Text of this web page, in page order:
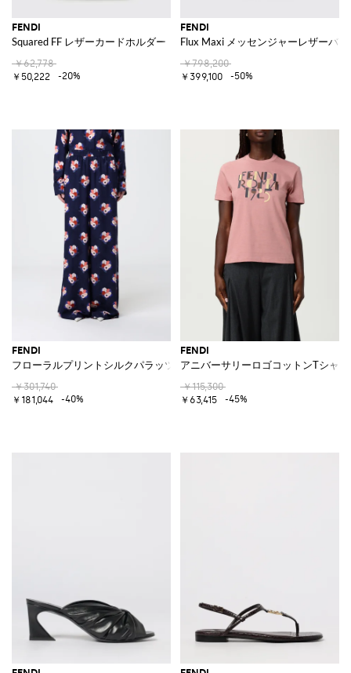
FENDI
Squared FF レザーカードホルダー
￥62,778
￥50,222
-20%
FENDI
Flux Maxi メッセンジャーレザーバッ
￥798,200
￥399,100
-50%
FENDI
フローラルプリントシルクパラッツォパンツ
￥301,740
￥181,044
-40%
FENDI
アニバーサリーロゴコットンTシャツ
￥115,300
￥63,415
-45%